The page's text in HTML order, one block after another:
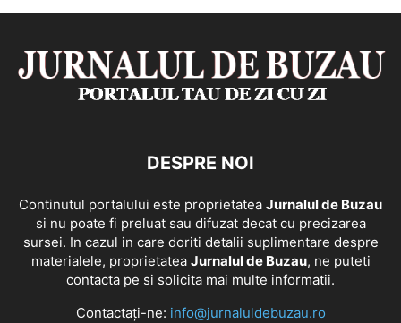
DESPRE NOI
Continutul portalului este proprietatea Jurnalul de Buzau
si nu poate fi preluat sau difuzat decat cu precizarea
sursei. In cazul in care doriti detalii suplimentare despre
materialele, proprietatea Jurnalul de Buzau, ne puteti
contacta pe si solicita mai multe informatii.
Contactați-ne: info@jurnaluldebuzau.ro